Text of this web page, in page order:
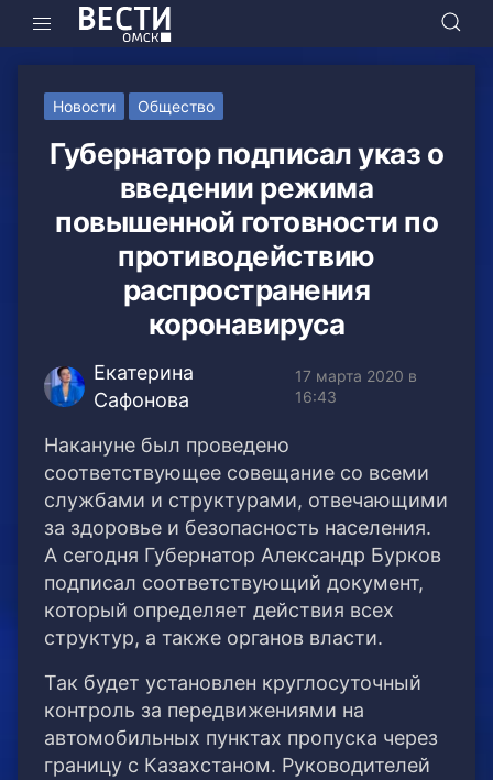
Новости Общество
Губернатор подписал указ о
введении режима
повышенной готовности по
противодействию
распространения
коронавируса
Екатерина
Сафонова
17 марта 2020 в
16:43
Накануне был проведено
соответствующее совещание со всеми
службами и структурами, отвечающими
за здоровье и безопасность населения.
А сегодня Губернатор Александр Бурков
подписал соответствующий документ,
который определяет действия всех
структур, а также органов власти.
Так будет установлен круглосуточный
контроль за передвижениями на
автомобильных пунктах пропуска через
границу с Казахстаном. Руководителей